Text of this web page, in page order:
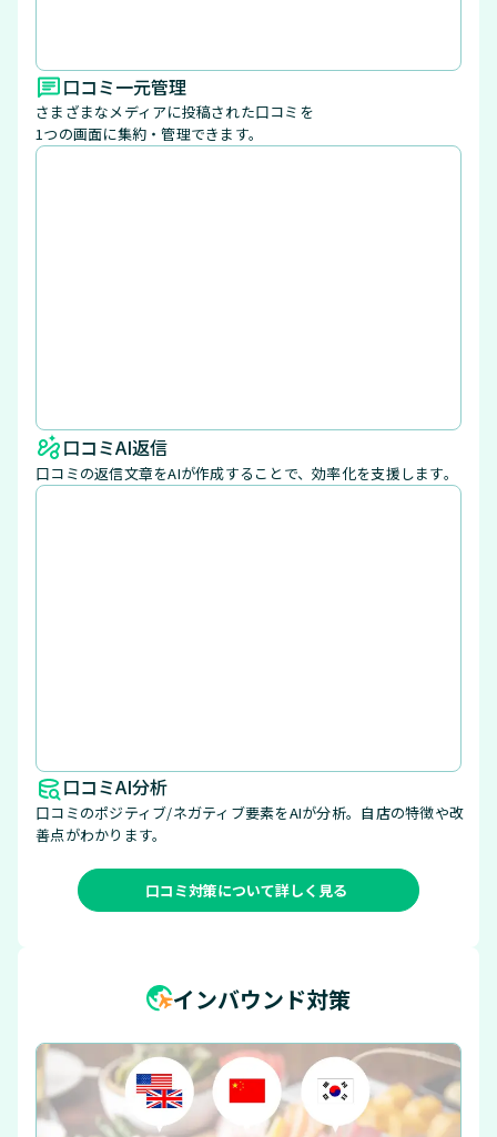
口コミ一元管理
さまざまなメディアに投稿された口コミを
1つの画面に集約・管理できます。
口コミAI返信
口コミの返信文章をAIが作成することで、効率化を支援します。
口コミAI分析
口コミのポジティブ/ネガティブ要素をAIが分析。自店の特徴や改
善点がわかります。
口コミ対策について詳しく見る
インバウンド対策